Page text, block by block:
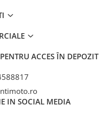
ACCES ÎN DEPOZIT
IN SOCIAL MEDIA